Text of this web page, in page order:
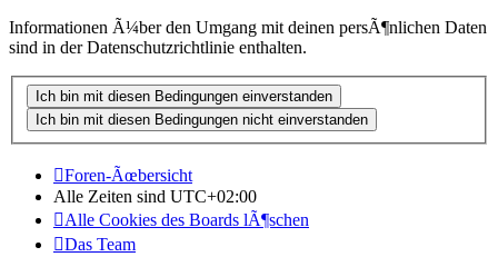
Informationen Ã¼ber den Umgang mit deinen persÃ¶nlichen Daten
sind in der Datenschutzrichtlinie enthalten.
Foren-Ãœbersicht
Alle Zeiten sind UTC+02:00
Alle Cookies des Boards lÃ¶schen
Das Team